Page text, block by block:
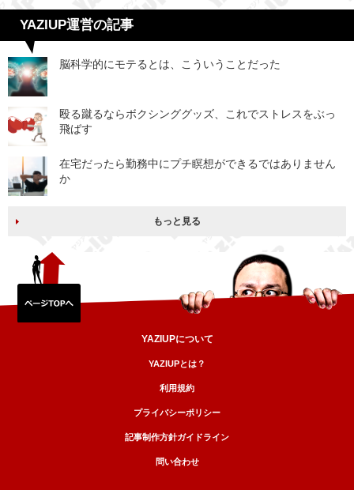
YAZIUP運営の記事
脳科学的にモテるとは、こういうことだった
殴る蹴るならボクシンググッズ、これでストレスをぶっ
飛ばす
在宅だったら勤務中にプチ瞑想ができるではありません
か
もっと見る
YAZIUPについて
YAZIUPとは？
利用規約
プライバシーポリシー
記事制作方針ガイドライン
問い合わせ